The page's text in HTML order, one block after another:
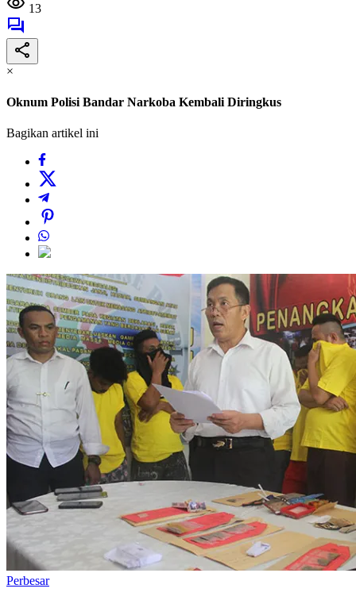
13
×
Oknum Polisi Bandar Narkoba Kembali Diringkus
Bagikan artikel ini
Perbesar